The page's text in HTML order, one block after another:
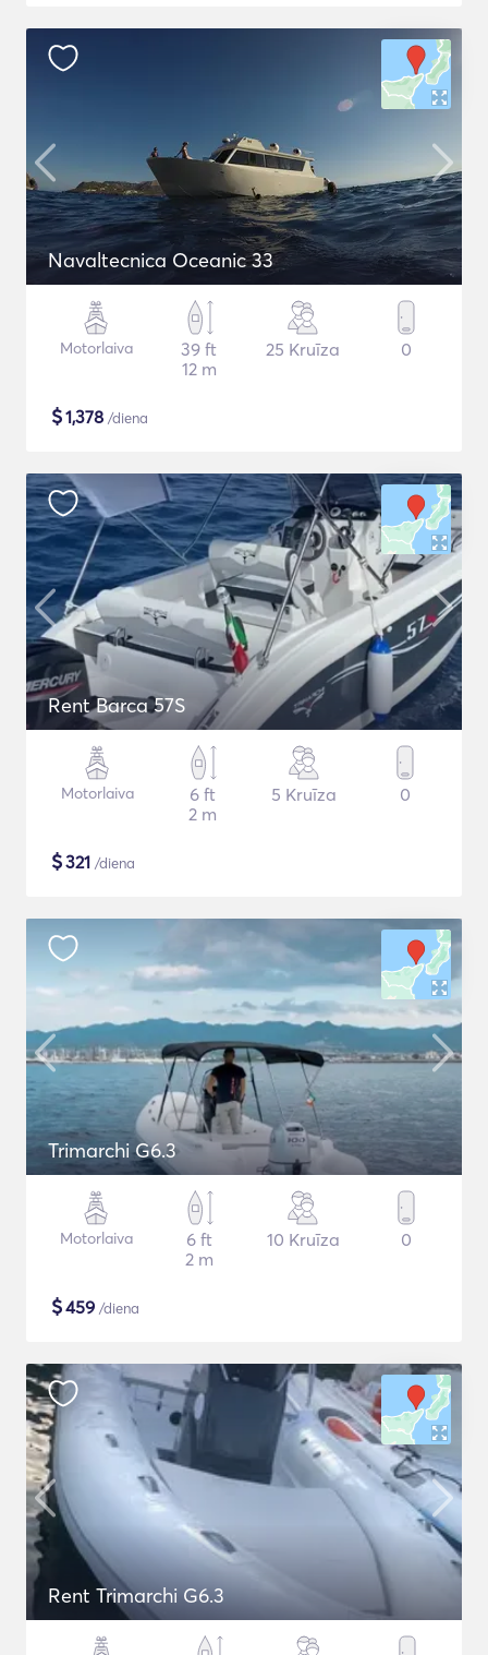
Navaltecnica Oceanic 33
Motorlaiva
39 ft
12 m
25 Kruīza 0
$1,378 /diena
Rent Barca 57S
Motorlaiva
6 ft
2 m
5 Kruīza 0
$321 /diena
Trimarchi G6.3
Motorlaiva
6 ft
2 m
10 Kruīza 0
$459 /diena
Rent Trimarchi G6.3